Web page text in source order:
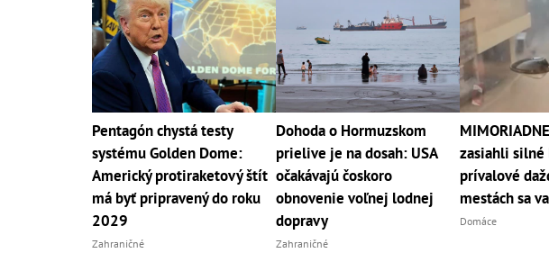
Pentagón chystá testy
systému Golden Dome:
Americký protiraketový štít
má byť pripravený do roku
2029
Zahraničné
Dohoda o Hormuzskom
prielive je na dosah: USA
očakávajú čoskoro
obnovenie voľnej lodnej
dopravy
Zahraničné
zasiahli silné
prívalové
mestách sa
Domáce